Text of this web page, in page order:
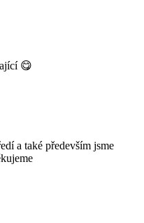
😋
a také především jsme